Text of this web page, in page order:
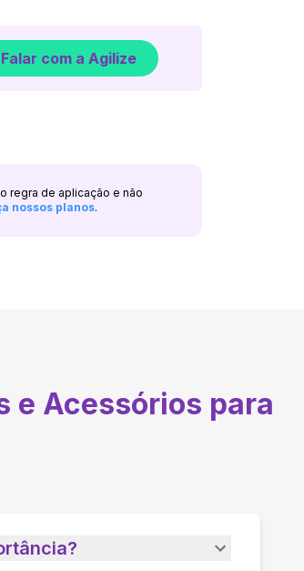
Falar com a Agilize
regra de aplicação e não
nossos planos.
e Acessórios para